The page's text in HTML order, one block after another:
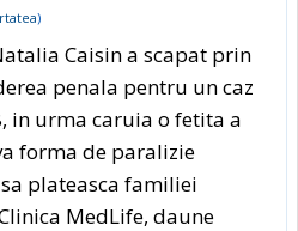
)
Caisin a scapat prin
penala pentru un caz
in urma caruia o fetita a
forma de paralizie
plateasca familiei
MedLife, daune